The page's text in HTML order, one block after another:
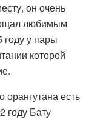
он очень
любимым
у пары
которой
орангутана есть
году Бату